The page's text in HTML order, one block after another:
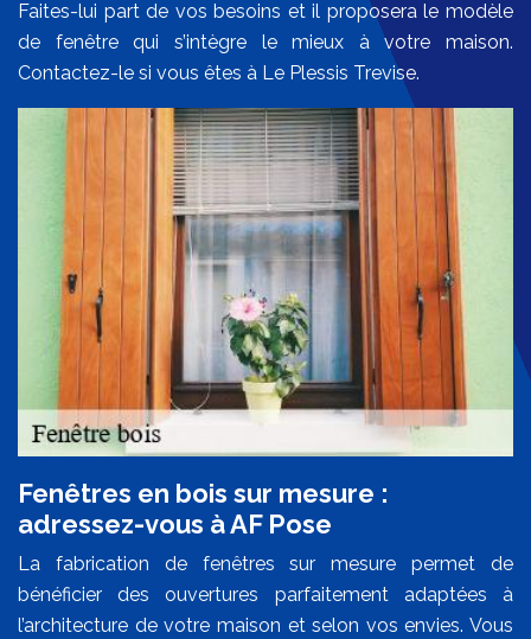
Faites-lui part de vos besoins et il proposera le modèle
de fenêtre qui s’intègre le mieux à votre maison.
Contactez-le si vous êtes à Le Plessis Trevise.
Fenêtres en bois sur mesure :
adressez-vous à AF Pose
La fabrication de fenêtres sur mesure permet de
bénéficier des ouvertures parfaitement adaptées à
l’architecture de votre maison et selon vos envies. Vous